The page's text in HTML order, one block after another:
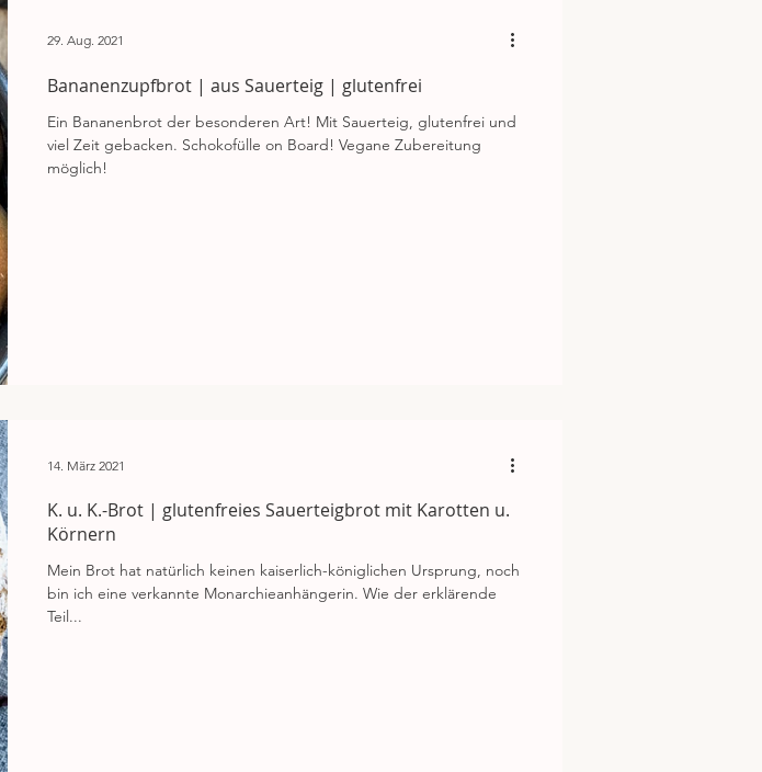
Bananenzupfbrot | aus Sauerteig | glutenfrei
Ein Bananenbrot der besonderen Art! Mit Sauerteig, glutenfrei und
viel Zeit gebacken. Schokofülle on Board! Vegane Zubereitung
möglich!
29. Aug. 2021
K. u. K.-Brot | glutenfreies Sauerteigbrot mit Karotten u.
Körnern
Mein Brot hat natürlich keinen kaiserlich-königlichen Ursprung, noch
bin ich eine verkannte Monarchieanhängerin. Wie der erklärende
Teil...
14. März 2021